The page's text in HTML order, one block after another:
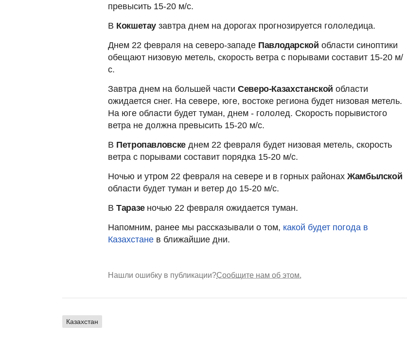
превысить 15-20 м/с.
В Кокшетау завтра днем на дорогах прогнозируется гололедица.
Днем 22 февраля на северо-западе Павлодарской области синоптики
обещают низовую метель, скорость ветра с порывами составит 15-20 м/
с.
Завтра днем на большей части Северо-Казахстанской области
ожидается снег. На севере, юге, востоке региона будет низовая метель.
На юге области будет туман, днем - гололед. Скорость порывистого
ветра не должна превысить 15-20 м/с.
В Петропавловске днем 22 февраля будет низовая метель, скорость
ветра с порывами составит порядка 15-20 м/с.
Ночью и утром 22 февраля на севере и в горных районах Жамбылской
области будет туман и ветер до 15-20 м/с.
В Таразе ночью 22 февраля ожидается туман.
Напомним, ранее мы рассказывали о том, какой будет погода в
Казахстане в ближайшие дни.
Нашли ошибку в публикации?Сообщите нам об этом.
Казахстан